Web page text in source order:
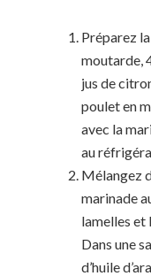
Préparez
moutarde,
jus de
poulet en
avec la
au
Mélangez
marinade
lamelles et
Dans une
d’huile